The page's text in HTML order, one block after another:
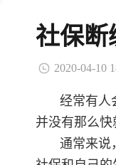
社保断
2020-04-10
经常有人
并没有那么
通常来说